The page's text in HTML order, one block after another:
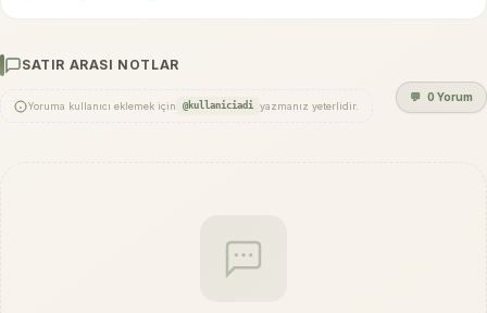
SATIR ARASI NOTLAR
Yoruma kullanıcı eklemek için @kullaniciadi yazmanız yeterlidir.
💬 0 Yorum